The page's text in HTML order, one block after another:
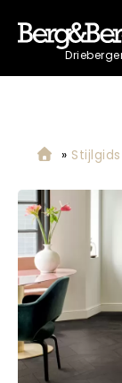
» Stijlgids